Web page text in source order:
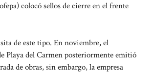
colocó sellos de cierre en el frente
de este tipo. En noviembre, el
Playa del Carmen posteriormente emitió
de obras, sin embargo, la empresa